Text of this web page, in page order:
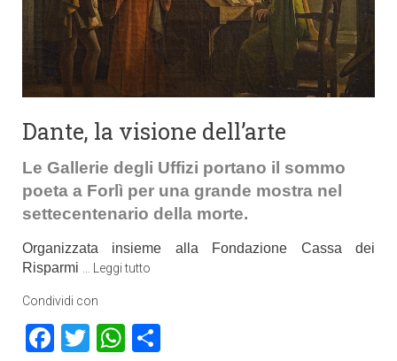
Dante, la visione dell’arte
Le Gallerie degli Uffizi portano il sommo
poeta a Forlì per una grande mostra nel
settecentenario della morte.
Organizzata insieme alla Fondazione Cassa dei
Risparmi
Leggi tutto
Condividi con
Facebook
TwitterWhatsApp